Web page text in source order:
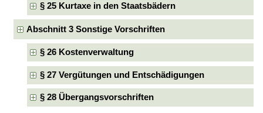
§ 25 Kurtaxe in den Staatsbädern
Abschnitt 3 Sonstige Vorschriften
§ 26 Kostenverwaltung
§ 27 Vergütungen und Entschädigungen
§ 28 Übergangsvorschriften